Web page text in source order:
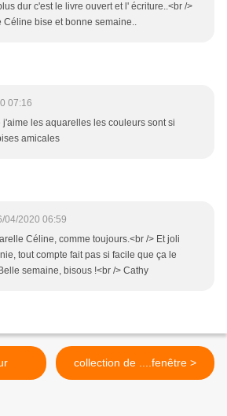
dur c'est le livre ouvert et l' écriture..<br />
Céline bise et bonne semaine..
07:16
j'aime les aquarelles les couleurs sont si
amicales
04/2020 06:59
Céline, comme toujours.<br /> Et joli
tout compte fait pas si facile que ça le
semaine, bisous !<br /> Cathy
collection de ....fenêtre >